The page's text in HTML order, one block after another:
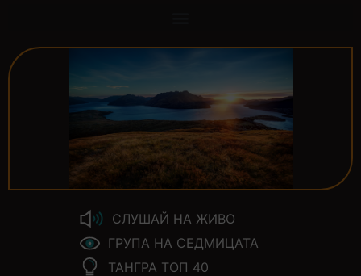
СЛУШАЙ НА ЖИВО
ГРУПА НА СЕДМИЦАТА
ТАНГРА ТОП 40